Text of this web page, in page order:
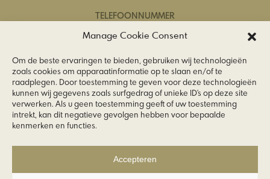
Manage Cookie Consent
Om de beste ervaringen te bieden, gebruiken wij technologieën
zoals cookies om apparaatinformatie op te slaan en/of te
raadplegen. Door toestemming te geven voor deze technologieën
kunnen wij gegevens zoals surfgedrag of unieke ID's op deze site
verwerken. Als u geen toestemming geeft of uw toestemming
intrekt, kan dit negatieve gevolgen hebben voor bepaalde
kenmerken en functies.
Accepteren
TELEFOONNUMMER
Tel.+33 (0) 3 20 74 65 40
E-MAILADRES
info@ccfbl.fr
VOLG ONS